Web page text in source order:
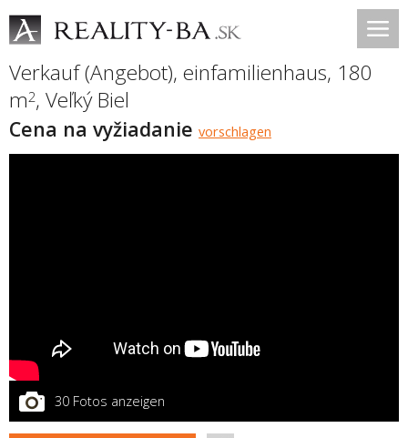
Verkauf (Angebot), einfamilienhaus, 180
m2, Veľký Biel
Cena na vyžiadanie vorschlagen
30 Fotos anzeigen